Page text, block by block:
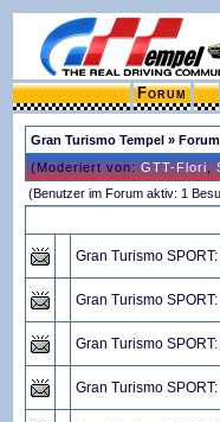
Forum
Gran Turismo Tempel » Forum
(Moderiert von:GTT-Flori,
(Benutzer im Forum aktiv: 1
Gran Turismo
Gran Turismo
Gran Turismo
Gran Turismo